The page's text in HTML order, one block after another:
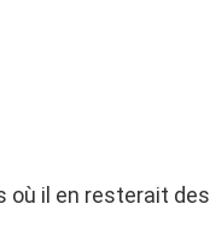
où il en resterait des